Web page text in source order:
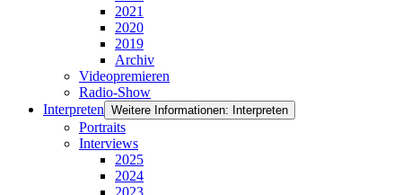
2021
2020
2019
Archiv
Videopremieren
Radio-Show
Interpreten Weitere Informationen: Interpreten
Portraits
Interviews
2025
2024
2023